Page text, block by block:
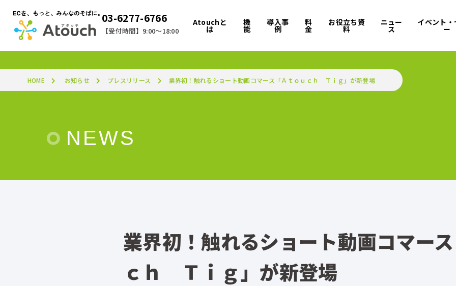
03-6277-6766
【受付時間】9:00～18:00
Atouchと
は
機
能
導入事
例
料
金
お役立ち資
料
ニュー
ス
イベント
ー
HOME お知らせ プレスリリース 業界初！触れるショート動画コマース「Ａｔｏｕｃｈ Ｔｉｇ」が新登場
NEWS
業界初！触れるショート動画コマー
ｃｈ Ｔｉｇ」が新登場